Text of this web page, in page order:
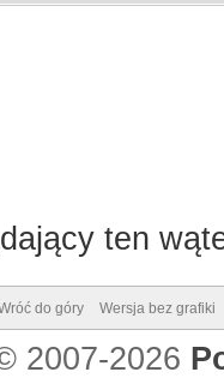
ten
do góry Wersja bez grafiki
2007-2026